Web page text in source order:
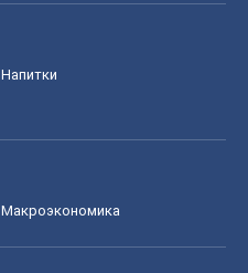
Напитки
Mакроэкономика